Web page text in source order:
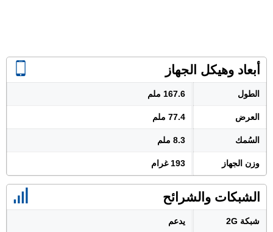
أبعاد وهيكل الجهاز
الطول 167.6 ملم
العرض 77.4 ملم
السُمك 8.3 ملم
وزن الجهاز 193 غرام
الشبكات والشرائح
شبكة 2G يدعم